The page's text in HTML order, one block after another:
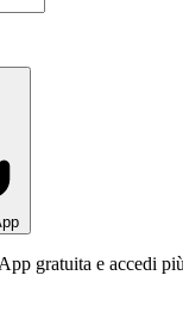
gratuita e accedi